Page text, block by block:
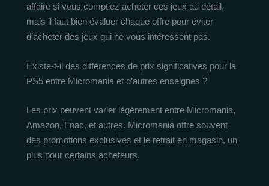
affaire si vous comptiez acheter ces jeux au détail,
mais il faut bien évaluer chaque offre pour éviter
d’acheter des jeux qui ne vous intéressent pas.
Existe-t-il des différences de prix significatives pour la
PS5 entre Micromania et d’autres enseignes ?
Les prix peuvent varier légèrement entre Micromania,
Amazon, Fnac, et autres. Micromania offre souvent
des promotions exclusives et le retrait en magasin, un
plus pour certains acheteurs.